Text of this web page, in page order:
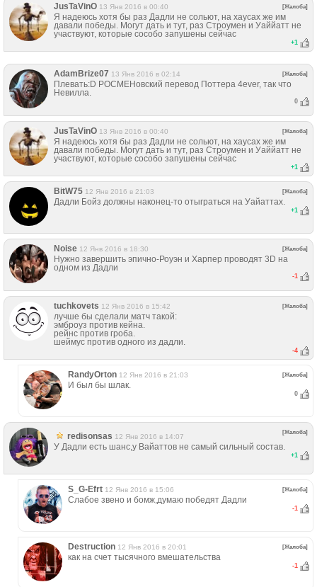
JusTaVinO 13 Янв 2016 в 00:40 [Жалоба]
Я надеюсь хотя бы раз Дадли не сольют, на хаусах же им
давали победы. Могут дать и тут, раз Строумен и Уаййатт не
участвуют, которые сособо запушены сейчас
+1
AdamBrize07 13 Янв 2016 в 02:14 [Жалоба]
Плевать:D РОСМЕНовский перевод Поттера 4ever, так что
Невилла.
0
JusTaVinO 13 Янв 2016 в 00:40 [Жалоба]
Я надеюсь хотя бы раз Дадли не сольют, на хаусах же им
давали победы. Могут дать и тут, раз Строумен и Уаййатт не
участвуют, которые сособо запушены сейчас
+1
BitW75 12 Янв 2016 в 21:03 [Жалоба]
Дадли Бойз должны наконец-то отыграться на Уайаттах.
+1
Noise 12 Янв 2016 в 18:30 [Жалоба]
Нужно завершить эпично-Роуэн и Харпер проводят 3D на
одном из Дадли
-1
tuchkovets 12 Янв 2016 в 15:42 [Жалоба]
лучше бы сделали матч такой:
эмброуз против кейна.
рейнс против гроба.
шеймус против одного из дадли.
-4
RandyОrton 12 Янв 2016 в 21:03 [Жалоба]
И был бы шлак.
0
redisonsas 12 Янв 2016 в 14:07
[Жалоба]
У Дадли есть шанс,у Вайаттов не самый сильный состав.
+1
S_G-Efrt 12 Янв 2016 в 15:06 [Жалоба]
Слабое звено и бомж,думаю победят Дадли
-1
Destruction 12 Янв 2016 в 20:01 [Жалоба]
как на счет тысячного вмешательства
-1